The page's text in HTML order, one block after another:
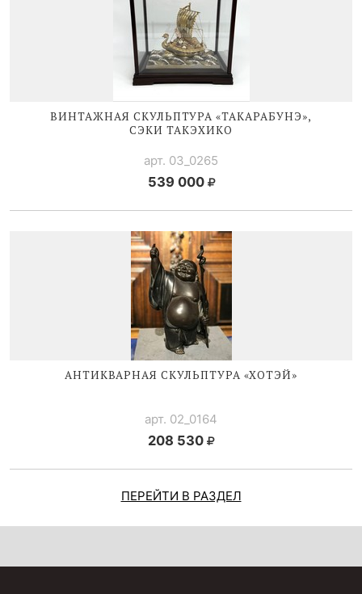
ВИНТАЖНАЯ СКУЛЬПТУРА «ТАКАРАБУНЭ»,
СЭКИ ТАКЭХИКО
арт. 03_0265
539 000
АНТИКВАРНАЯ СКУЛЬПТУРА «ХОТЭЙ»
арт. 02_0164
208 530
ПЕРЕЙТИ В РАЗДЕЛ